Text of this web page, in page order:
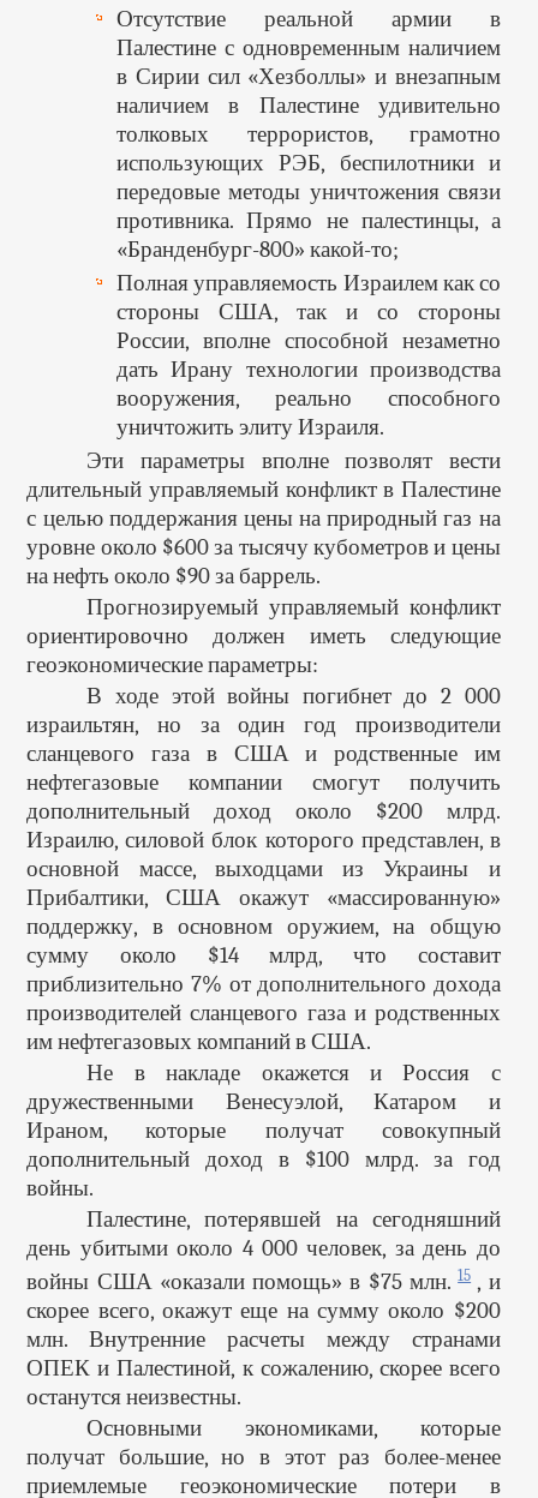
Отсутствие реальной армии в
Палестине с одновременным наличием
в Сирии сил «Хезболлы» и внезапным
наличием в Палестине удивительно
толковых террористов, грамотно
использующих РЭБ, беспилотники и
передовые методы уничтожения связи
противника. Прямо не палестинцы, а
«Бранденбург-800» какой-то;
Полная управляемость Израилем как со
стороны США, так и со стороны
России, вполне способной незаметно
дать Ирану технологии производства
вооружения, реально способного
уничтожить элиту Израиля.
Эти параметры вполне позволят вести
длительный управляемый конфликт в Палестине
с целью поддержания цены на природный газ на
уровне около $600 за тысячу кубометров и цены
на нефть около $90 за баррель.
Прогнозируемый управляемый конфликт
ориентировочно должен иметь следующие
геоэкономические параметры:
В ходе этой войны погибнет до 2 000
израильтян, но за один год производители
сланцевого газа в США и родственные им
нефтегазовые компании смогут получить
дополнительный доход около $200 млрд.
Израилю, силовой блок которого представлен, в
основной массе, выходцами из Украины и
Прибалтики, США окажут «массированную»
поддержку, в основном оружием, на общую
сумму около $14 млрд, что составит
приблизительно 7% от дополнительного дохода
производителей сланцевого газа и родственных
им нефтегазовых компаний в США.
Не в накладе окажется и Россия с
дружественными Венесуэлой, Катаром и
Ираном, которые получат совокупный
дополнительный доход в $100 млрд. за год
войны.
Палестине, потерявшей на сегодняшний
день убитыми около 4 000 человек, за день до
войны США «оказали помощь» в $75 млн.15 , и
скорее всего, окажут еще на сумму около $200
млн. Внутренние расчеты между странами
ОПЕК и Палестиной, к сожалению, скорее всего
останутся неизвестны.
Основными экономиками, которые
получат большие, но в этот раз более-менее
приемлемые геоэкономические потери в